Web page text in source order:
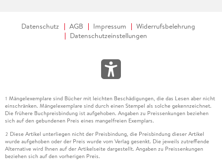
Datenschutz AGB Impressum
Widerrufsbelehrung
Datenschutzeinstellungen
1 Mängelexemplare sind Bücher mit leichten Beschädigungen, die das Lesen aber nicht
einschränken. Mängelexemplare sind durch einen Stempel als solche gekennzeichnet.
Die frühere Buchpreisbindung ist aufgehoben. Angaben zu Preissenkungen beziehen
sich auf den gebundenen Preis eines mangelfreien Exemplars.
2 Diese Artikel unterliegen nicht der Preisbindung, die Preisbindung dieser Artikel
wurde aufgehoben oder der Preis wurde vom Verlag gesenkt. Die jeweils zutreffende
Alternative wird Ihnen auf der Artikelseite dargestellt. Angaben zu Preissenkungen
beziehen sich auf den vorherigen Preis.